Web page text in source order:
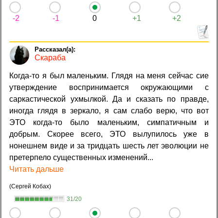
-2 -1 0 +1 +2
Скараба
Когда-то я был маленьким. Глядя на меня сейчас сие
утверждение воспринимается окружающими с
саркастической ухмылкой. Да и сказать по правде,
иногда глядя в зеркало, я сам слабо верю, что вот
ЭТО когда-то было маленьким, симпатичным и
добрым. Скорее всего, ЭТО вылупилось уже в
нонешнем виде и за тридцать шесть лет эволюции не
претерпело существенных изменений...
Читать дальше
(Сергей Кобах)
31/20